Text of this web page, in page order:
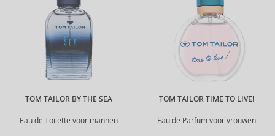
TOM TAILOR BY THE SEA
Eau de Toilette voor mannen
TOM TAILOR TIME TO LIVE!
Eau de Parfum voor vrouwen